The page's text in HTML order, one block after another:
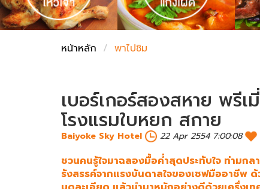
หน้าหลัก พาไปชิม
เบอร์เกอร์สองสหาย พรี
โรงแรมใบหยก สกาย
Baiyoke Sky Hotel 22 Apr 2554 7:00:08
ชวนคนรู้ใจมาฉลองมื้อค่ำสุดประทับใจ ท่ามก
รังสรรค์จากแรงบันดาลใจของเชฟมืออาชีพ